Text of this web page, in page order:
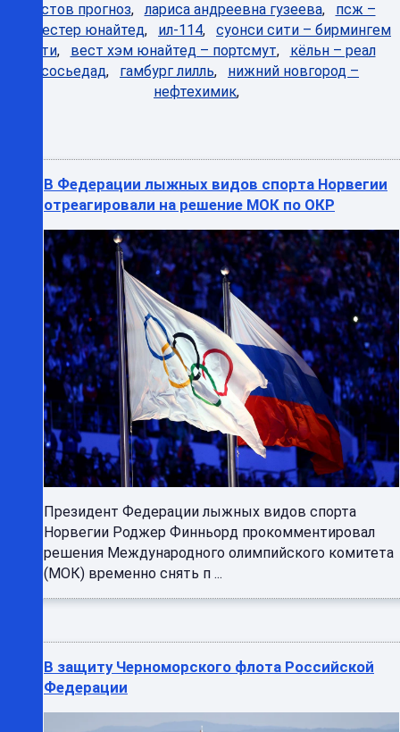
ростов прогноз,лариса андреевна гузеева, псж –
манчестер юнайтед, ил-114, суонси сити – бирмингем
сити, вест хэм юнайтед – портсмут, кёльн – реал
сосьедад, гамбург лилль, нижний новгород –
нефтехимик,
В Федерации лыжных видов спорта Норвегии
отреагировали на решение МОК по ОКР
Президент Федерации лыжных видов спорта
Норвегии Роджер Финньорд прокомментировал
решения Международного олимпийского комитета
(МОК) временно снять п ...
В защиту Черноморского флота Российской
Федерации